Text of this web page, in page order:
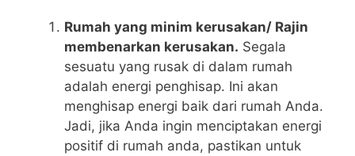
Rumah yang minim kerusakan/ Rajin
membenarkan kerusakan. Segala
sesuatu yang rusak di dalam rumah
adalah energi penghisap. Ini akan
menghisap energi baik dari rumah Anda.
Jadi, jika Anda ingin menciptakan energi
positif di rumah anda, pastikan untuk